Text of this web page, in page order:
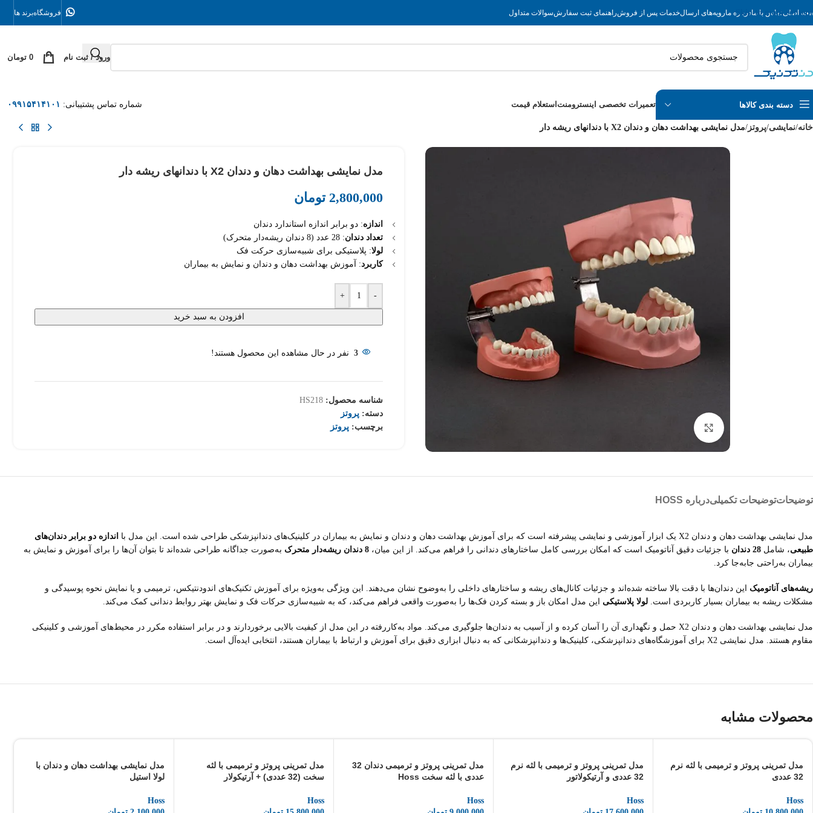
Skip to main content
اصلیتماس با مادرباره مارویه‌های ارسالخدمات پس از فروشراهنمای ثبت سفارشسوالات متداول فروشگاهبرند ها
ورود / ثبت نام 0 تومان
دسته بندی کالاها تعمیرات تخصصی اینسترومنت استعلام قیمت شماره تماس پشتیبانی: ۰۹۹۱۵۴۱۴۱۰۱
خانه/نمایشی/پروتز /مدل نمایشی بهداشت دهان و دندان X2 با دندانهای ریشه دار
مدل نمایشی بهداشت دهان و دندان X2 با دندانهای ریشه دار
2,800,000 تومان
اندازه: دو برابر اندازه استاندارد دندان
تعداد دندان: 28 عدد (8 دندان ریشه‌دار متحرک)
لولا: پلاستیکی برای شبیه‌سازی حرکت فک
کاربرد: آموزش بهداشت دهان و دندان و نمایش به بیماران
-
+
افزودن به سبد خرید
3 نفر در حال مشاهده این محصول هستند!
شناسه محصول: HS218
دسته: پروتز
برچسب: پروتز
توضیحاتتوضیحات تکمیلیدرباره HOSS
مدل نمایشی بهداشت دهان و دندان X2 یک ابزار آموزشی و نمایشی پیشرفته است که برای آموزش بهداشت دهان و دندان و نمایش به بیماران در کلینیک‌های دندانپزشکی طراحی شده است. این مدل با
اندازه دو برابر دندان‌های
طبیعی، شامل 28 دندان با جزئیات دقیق آناتومیک است که امکان بررسی کامل ساختارهای دندانی را فراهم می‌کند. از این میان، 8 دندان ریشه‌دار متحرک
به‌صورت جداگانه طراحی شده‌اند تا بتوان آن‌ها را برای آموزش و نمایش به
بیماران به‌راحتی جابه‌جا کرد.
ریشه‌های آناتومیک این دندان‌ها با دقت بالا ساخته شده‌اند و جزئیات کانال‌های ریشه و ساختارهای داخلی را به‌وضوح نشان می‌دهند. این ویژگی به‌ویژه برای آموزش تکنیک‌های اندودنتیکس، ترمیمی و یا نمایش نحوه پوسیدگی و
مشکلات ریشه به بیماران بسیار کاربردی است. لولا پلاستیکی این مدل امکان باز و بسته کردن فک‌ها را به‌صورت واقعی فراهم می‌کند، که به شبیه‌سازی حرکات فک و نمایش بهتر روابط دندانی کمک می‌کند.
مدل نمایشی بهداشت دهان و دندان X2 حمل و نگهداری آن را آسان کرده و از آسیب به دندان‌ها جلوگیری می‌کند. مواد به‌کاررفته در این مدل از کیفیت بالایی برخوردارند و در برابر استفاده مکرر در محیط‌های آموزشی و کلینیکی
مقاوم هستند. مدل نمایشی X2 برای آموزشگاه‌های دندانپزشکی، کلینیک‌ها و دندانپزشکانی که به دنبال ابزاری دقیق برای آموزش و ارتباط با بیماران هستند، انتخابی ایده‌آل است.
محصولات مشابه
مدل تمرینی پروتز و ترمیمی با لثه نرم
32 عددی
Hoss
مدل تمرینی پروتز و ترمیمی با لثه نرم
32 عددی و آرتیکولاتور
Hoss
مدل تمرینی پروتز و ترمیمی دندان 32
عددی با لثه سخت Hoss
Hoss
مدل تمرینی پروتز و ترمیمی با لثه
سخت (32 عددی) + آرتیکولار
Hoss
مدل نمایشی بهداشت دهان و دندان با
لولا استیل
Hoss